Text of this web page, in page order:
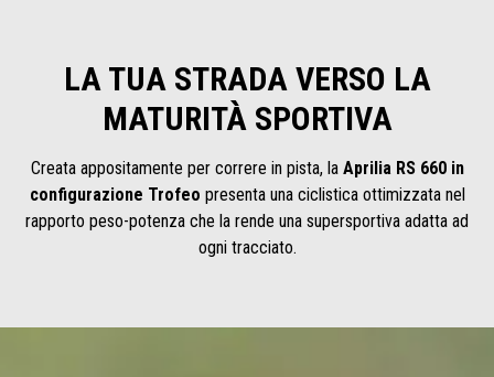
LA TUA STRADA VERSO LA
MATURITÀ SPORTIVA
Creata appositamente per correre in pista, laAprilia RS 660 in
configurazione Trofeo presenta una ciclistica ottimizzata nel
rapporto peso-potenza che la rende una supersportiva adatta ad
ogni tracciato.